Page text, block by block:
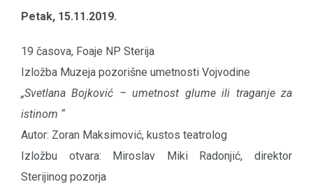
Petak, 15.11.2019.
19 časova, Foaje NP Sterija
Izložba Muzeja pozorišne umetnosti Vojvodine
„Svetlana Bojković – umetnost glume ili traganje za
istinom “
Autor: Zoran Maksimović, kustos teatrolog
Izložbu otvara: Miroslav Miki Radonjić, direktor
Sterijinog pozorja